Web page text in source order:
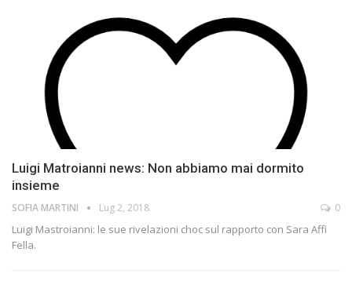
Luigi Matroianni news: Non abbiamo mai dormito
insieme
SOFIA MARTINI Lug 2, 2018 0
Luigi Mastroianni: le sue rivelazioni choc sul rapporto con Sara Affi
Fella.